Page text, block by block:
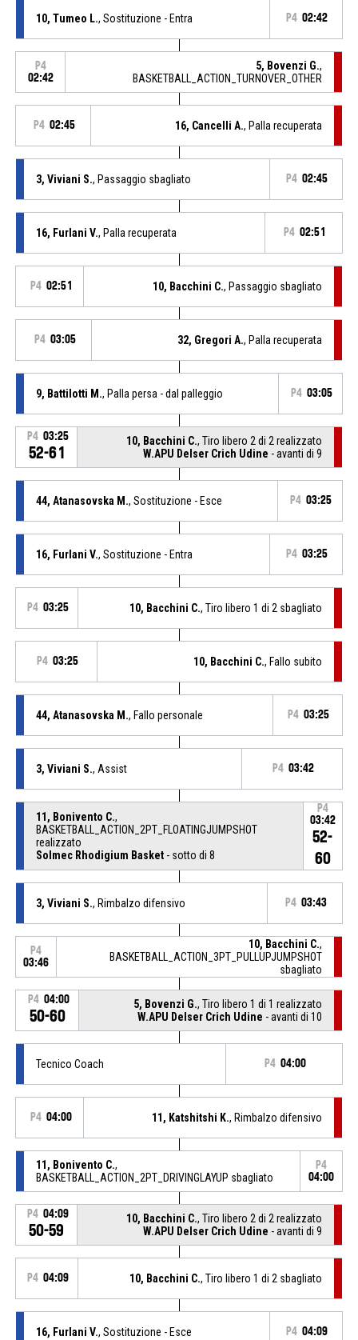
10, Tumeo L., Sostituzione - Entra P4 02:42
P4
02:42
5, Bovenzi G.,
BASKETBALL_ACTION_TURNOVER_OTHER
P4 02:45 16, Cancelli A., Palla recuperata
3, Viviani S., Passaggio sbagliato P4 02:45
16, Furlani V., Palla recuperata P4 02:51
P4 02:51 10, Bacchini C., Passaggio sbagliato
P4 03:05 32, Gregori A., Palla recuperata
9, Battilotti M., Palla persa - dal palleggio P4 03:05
P4 03:25
52-61
10, Bacchini C., Tiro libero 2 di 2 realizzato
W.APU Delser Crich Udine - avanti di 9
44, Atanasovska M., Sostituzione - Esce P4 03:25
16, Furlani V., Sostituzione - Entra P4 03:25
P4 03:25 10, Bacchini C., Tiro libero 1 di 2 sbagliato
P4 03:25 10, Bacchini C., Fallo subito
44, Atanasovska M., Fallo personale P4 03:25
3, Viviani S., Assist P4 03:42
11, Bonivento C.,
BASKETBALL_ACTION_2PT_FLOATINGJUMPSHOT
realizzato
Solmec Rhodigium Basket- sotto di 8
P4
03:42
52-
60
3, Viviani S., Rimbalzo difensivo P4 03:43
P4
03:46
10, Bacchini C.,
BASKETBALL_ACTION_3PT_PULLUPJUMPSHOT
sbagliato
P4 04:00
50-60
5, Bovenzi G., Tiro libero 1 di 1 realizzato
W.APU Delser Crich Udine - avanti di 10
Tecnico Coach P4 04:00
P4 04:00 11, Katshitshi K., Rimbalzo difensivo
11, Bonivento C.,
BASKETBALL_ACTION_2PT_DRIVINGLAYUP sbagliato
P4
04:00
P4 04:09
50-59
10, Bacchini C., Tiro libero 2 di 2 realizzato
W.APU Delser Crich Udine - avanti di 9
P4 04:09 10, Bacchini C., Tiro libero 1 di 2 sbagliato
16, Furlani V., Sostituzione - Esce P4 04:09